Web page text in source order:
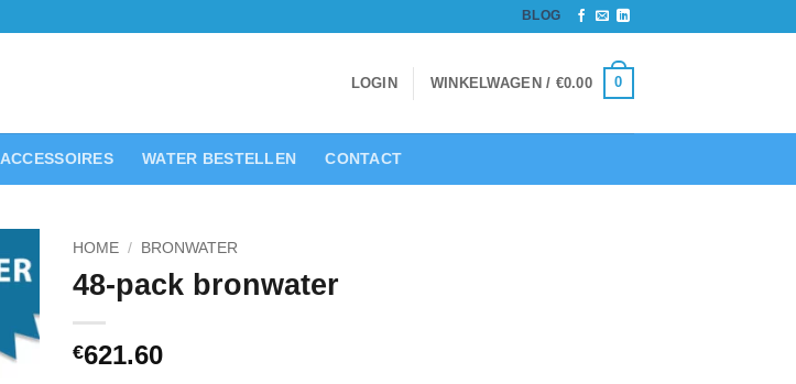
BLOG
LOGIN WINKELWAGEN / €0.00 0
ACCESSOIRES WATER BESTELLEN CONTACT
HOME / BRONWATER
48-pack bronwater
€621.60